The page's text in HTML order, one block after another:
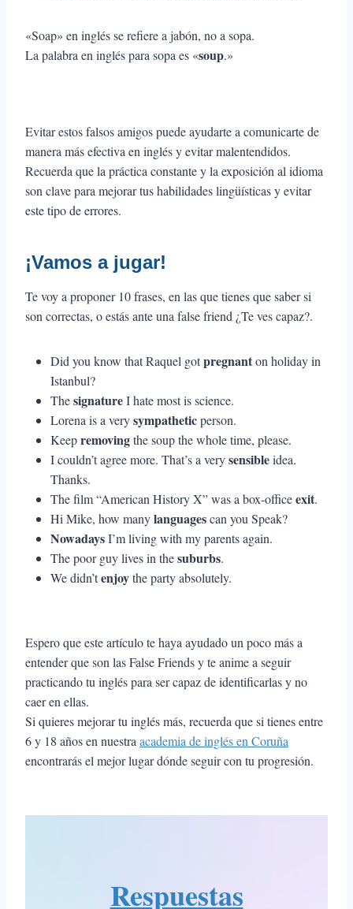
«Soap» en inglés se refiere a jabón, no a sopa.
La palabra en inglés para sopa es «soup.»
Evitar estos falsos amigos puede ayudarte a comunicarte de
manera más efectiva en inglés y evitar malentendidos.
Recuerda que la práctica constante y la exposición al idioma
son clave para mejorar tus habilidades lingüísticas y evitar
este tipo de errores.
¡Vamos a jugar!
Te voy a proponer 10 frases, en las que tienes que saber si
son correctas, o estás ante una false friend ¿Te ves capaz?.
Did you know that Raquel gotpregnanton holiday in
Istanbul?
ThesignatureI hate most is science.
Lorena is a verysympatheticperson.
Keepremovingthe soup the whole time, please.
I couldn’t agree more. That’s a verysensibleidea.
Thanks.
The film “American History X” was a box-officeexit.
Hi Mike, how manylanguagescan you Speak?
NowadaysI’m living with my parents again.
The poor guy lives in thesuburbs.
We didn’tenjoythe party absolutely.
Espero que este artículo te haya ayudado un poco más a
entender que son las False Friends y te anime a seguir
practicando tu inglés para ser capaz de identificarlas y no
caer en ellas.
Si quieres mejorar tu inglés más, recuerda que si tienes entre
6 y 18 años en nuestraacademia de inglés en Coruña
encontrarás el mejor lugar dónde seguir con tu progresión.
Respuestas